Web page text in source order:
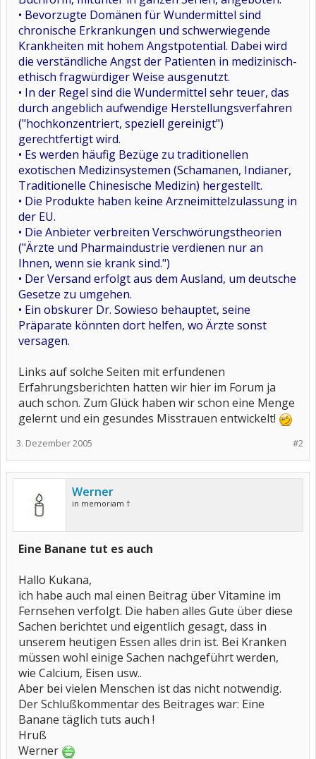
• Bevorzugte Domänen für Wundermittel sind
chronische Erkrankungen und schwerwiegende
Krankheiten mit hohem Angstpotential. Dabei wird
die verständliche Angst der Patienten in medizinisch-
ethisch fragwürdiger Weise ausgenutzt.
• In der Regel sind die Wundermittel sehr teuer, das
durch angeblich aufwendige Herstellungsverfahren
("hochkonzentriert, speziell gereinigt")
gerechtfertigt wird.
• Es werden häufig Bezüge zu traditionellen
exotischen Medizinsystemen (Schamanen, Indianer,
Traditionelle Chinesische Medizin) hergestellt.
• Die Produkte haben keine Arzneimittelzulassung in
der EU.
• Die Anbieter verbreiten Verschwörungstheorien
("Ärzte und Pharmaindustrie verdienen nur an
Ihnen, wenn sie krank sind.")
• Der Versand erfolgt aus dem Ausland, um deutsche
Gesetze zu umgehen.
• Ein obskurer Dr. Sowieso behauptet, seine
Präparate könnten dort helfen, wo Ärzte sonst
versagen.
Links auf solche Seiten mit erfundenen
Erfahrungsberichten hatten wir hier im Forum ja
auch schon. Zum Glück haben wir schon eine Menge
gelernt und ein gesundes Misstrauen entwickelt!
#2
3. Dezember 2005
Werner
in memoriam †
Eine Banane tut es auch
Hallo Kukana,
ich habe auch mal einen Beitrag über Vitamine im
Fernsehen verfolgt. Die haben alles Gute über diese
Sachen berichtet und eigentlich gesagt, dass in
unserem heutigen Essen alles drin ist. Bei Kranken
müssen wohl einige Sachen nachgeführt werden,
wie Calcium, Eisen usw..
Aber bei vielen Menschen ist das nicht notwendig.
Der Schlußkommentar des Beitrages war: Eine
Banane täglich tuts auch !
Hruß
Werner